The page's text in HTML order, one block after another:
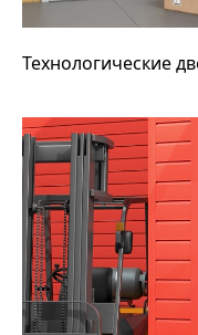
Технологические